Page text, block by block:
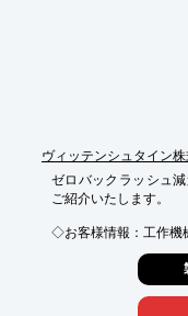
のみ対応となります。
ヴィッテンシュタイン
ゼロバックラッシュ
ご紹介いたします。
◇お客様情報：工作機
◇アプリケーション
◇採用製品：
従来のお客様装置で
載しておりましたが